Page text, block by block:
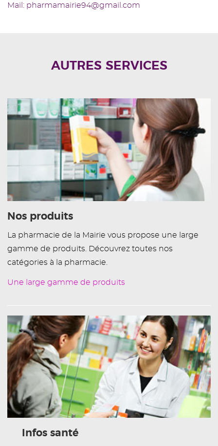
Mail: pharmamairie94@gmail.com
AUTRES SERVICES
Nos produits
La pharmacie de la Mairie vous propose une large
gamme de produits. Découvrez toutes nos
catégories à la pharmacie.
Une large gamme de produits
Infos santé